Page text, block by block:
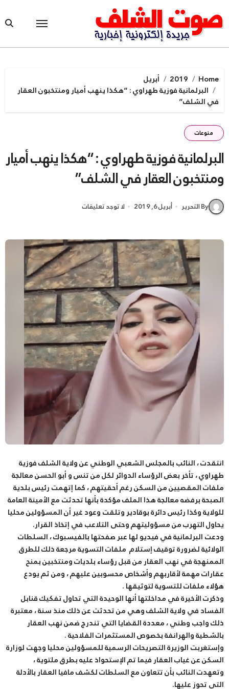
to
content
Home
2019
أبريل
البرلمانية فوزية طهراوي : “هكذا ينهب أميار ومنتخبون العقار
في الشلف”
منوعات
البرلمانية فوزية طهراوي : “هكذا ينهب أميار
ومنتخبون العقار في الشلف”
By التحرير أبريل 6, 2019 لا توجد تعليقات
انتقدت ، النائب بالمجلس الشعبي الوطني عن ولاية الشلف فوزية
طهراوي ، تأخر بعض الرؤساء الدوائر لكل من تنس و أبو الحسن معالجة
ملفات المقصيين من السكن رغم أحقيتهم ، كما إتهمت رئيس بلدية
الصبحة برفضه معالجة هذا الملف مؤكدة بأنها تحدثت مع الأمينة العامة
للولاية وكذا رئيس دائرة بوقادير وتلقت وعود غير أن المسؤولين محليا
يحاول التهرب من مسؤوليتهم وحتى التلاعب في إتخاذ القرار.
ودعت البرلمانية في فيديو لها عبر صفحتها بالفيسبوك ، السلطات
الولائية لضرورة توقيف إستلام ملفات التسوية مرجعة ذلك للطرق
الممنهجة في نهب العقار من قبل رؤساء بلديات ومنتخبين بمنح
عقارات مهمة لأقاربهم وأشخاص محسوبين عليهم ، ومن ثم يودع
هؤلاء ملفات للتسوية لتوثيقها .
وذكرت الأخيرة في مداخلتها أنها الوحيدة التي تحاول تفكيك قنابل
الفساد في ولاية الشلف وهي من تحدثت عن ذلك منذ سنة ، معتبرة
ذلك واجب وطني ، معددة القضايا التي تندرج ضمن نهب العقار
بالشطية والهرانفة بخصوص المستثمرات الفلاحية .
وإستغربت الوزيرة التصريحات الرسمية للمسؤولين محليا وجهت لوزارة
السكن عن غياب العقار فيما تم الإستحواذ عليه بطرق ملتوية ،
وتعهدت النائب بأن تتعاون مع السلطات لكشف مافيا العقار بالأدلة
التي تحوز عليها.